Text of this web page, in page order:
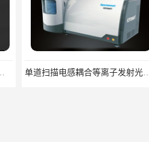
单道扫描电感耦合等离子发射光谱仪ICP2060T